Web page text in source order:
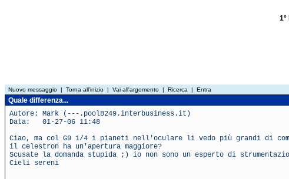
Nuovo messaggio | Torna all'inizio | Vai all'argomento | Ricerca | Entra
Quale differenza...
Autore: Mark (---.pool8249.interbusiness.it)
Data: 01-27-06 11:48
Ciao, ma col G9 1/4 i pianeti nell'oculare li vedo più grandi di
il celestron ha un'apertura maggiore?
Scusate la domanda stupida ;) io non sono un esperto di
Cieli sereni